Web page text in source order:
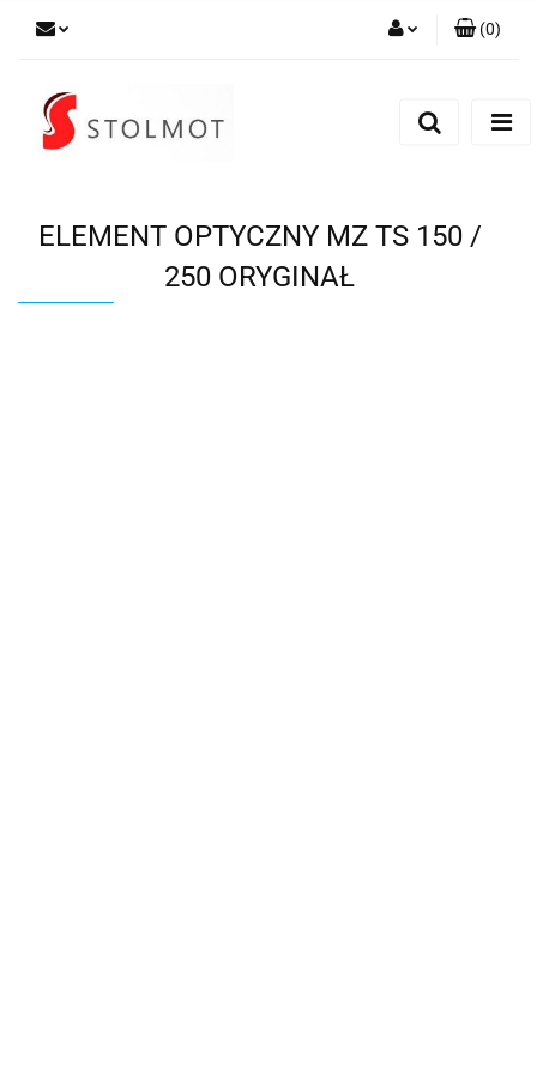
(0)
ELEMENT OPTYCZNY MZ TS 150 /
250 ORYGINAŁ